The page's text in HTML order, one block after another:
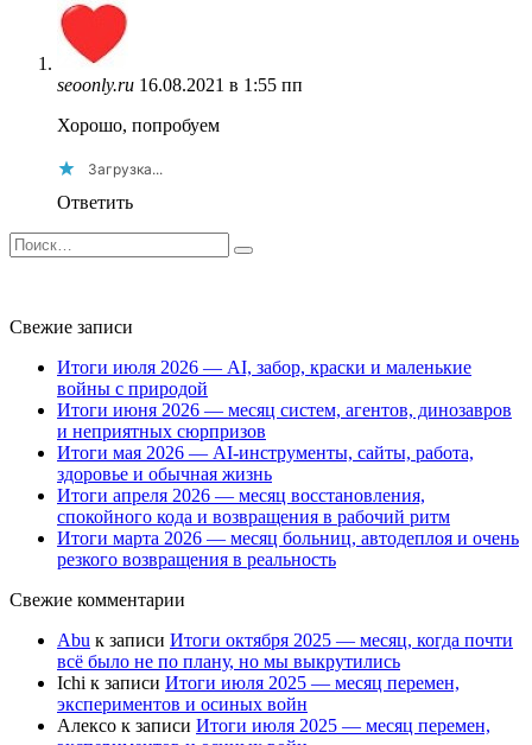
seoonly.ru 16.08.2021 в 1:55 пп
Хорошо, попробуем
Загрузка...
Ответить
Search
for:
Свежие записи
Итоги июля 2026 — AI, забор, краски и маленькие
войны с природой
Итоги июня 2026 — месяц систем, агентов, динозавров
и неприятных сюрпризов
Итоги мая 2026 — AI-инструменты, сайты, работа,
здоровье и обычная жизнь
Итоги апреля 2026 — месяц восстановления,
спокойного кода и возвращения в рабочий ритм
Итоги марта 2026 — месяц больниц, автодеплоя и очень
резкого возвращения в реальность
Свежие комментарии
Abu к записи Итоги октября 2025 — месяц, когда почти
всё было не по плану, но мы выкрутились
Ichi к записи Итоги июля 2025 — месяц перемен,
экспериментов и осиных войн
Алексо к записи Итоги июля 2025 — месяц перемен,